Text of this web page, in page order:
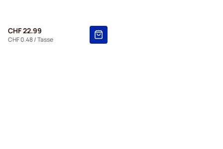
CHF 22.99
CHF 0.48/ Tasse